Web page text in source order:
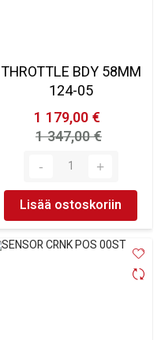
THROTTLE BDY 58MM
124-05
1 179,00 €
1 347,00 €
Lisää ostoskoriin